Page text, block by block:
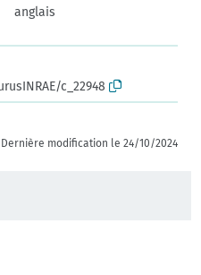
anglais
c_22948
Dernière modification le 24/10/2024